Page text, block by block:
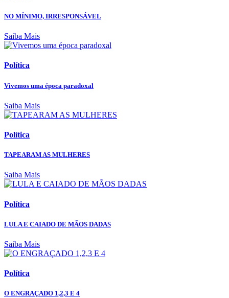
NO MÍNIMO, IRRESPONSÁVEL
Saiba Mais
Política
Vivemos uma época paradoxal
Saiba Mais
Política
TAPEARAM AS MULHERES
Saiba Mais
Política
LULA E CAIADO DE MÃOS DADAS
Saiba Mais
Política
O ENGRAÇADO 1,2,3 E 4